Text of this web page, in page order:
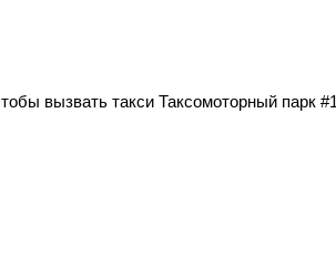
вызвать такси Таксомоторный парк